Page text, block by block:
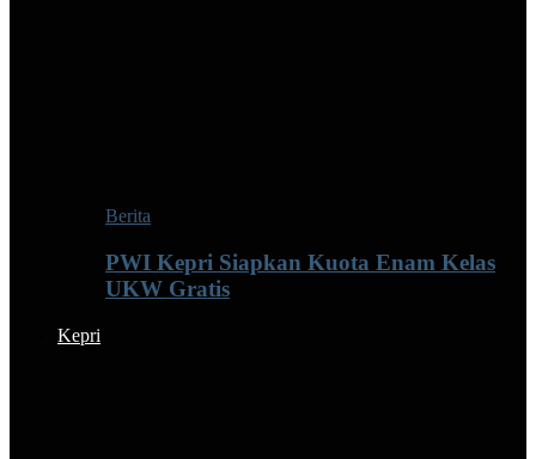
Berita
PWI Kepri Siapkan Kuota Enam Kelas
UKW Gratis
Kepri